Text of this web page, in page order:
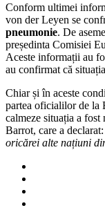
Conform ultimei
von der Leyen se
pneumonie. De
președinta Comisiei
Aceste informații au
au confirmat că
Chiar și în aceste
partea oficialilor de la
calmeze situația a
Barrot, care a declarat:
oricărei alte națiuni